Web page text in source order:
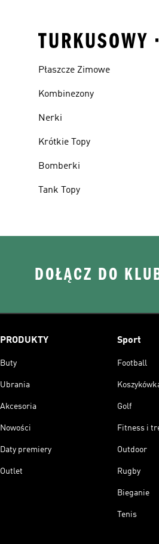
Płaszcze Zimowe
Kombinezony
Nerki
Krótkie Topy
Bomberki
Tank Topy
DOŁĄCZ DO
PRODUKTY
Buty
Ubrania
Akcesoria
Nowości
Daty premiery
Outlet
Sport
Football
Golf
Fitness i
Outdoor
Rugby
Bieganie
Tenis